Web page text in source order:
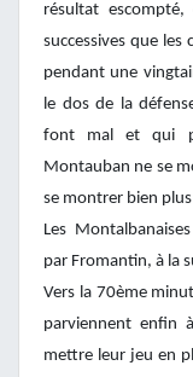
résultat
successives que les
pendant une
le dos de la
font mal et qui
Montauban ne se
se montrer bien plus
Les
par Fromantin, à la
Vers la 70ème
parviennent enfin
mettre leur jeu en